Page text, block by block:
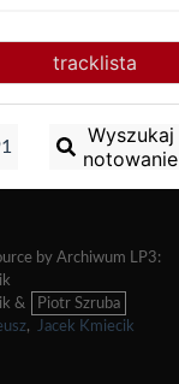
tracklista
Wyszukaj
notowanie
by Archiwum LP3:
&
Piotr Szruba
, Jacek Kmiecik